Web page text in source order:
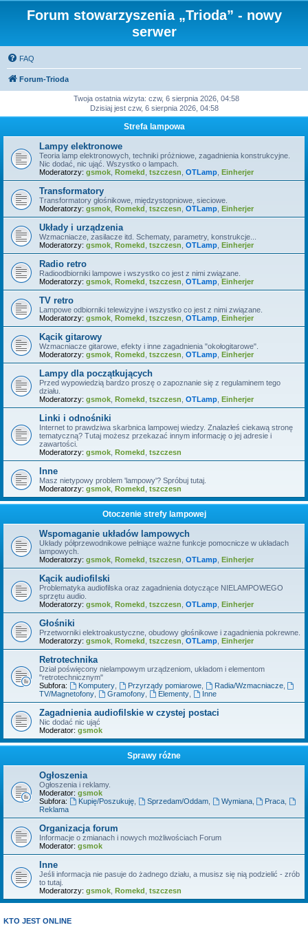
Forum stowarzyszenia „Trioda” - nowy
serwer
FAQ
Forum-Trioda
Twoja ostatnia wizyta: czw, 6 sierpnia 2026, 04:58
Dzisiaj jest czw, 6 sierpnia 2026, 04:58
Strefa lampowa
Lampy elektronowe
Teoria lamp elektronowych, techniki próżniowe, zagadnienia konstrukcyjne.
Nic dodać, nic ująć. Wszystko o lampach.
Moderatorzy: gsmok Romekd tszczesn OTLamp Einherjer
Transformatory
Transformatory głośnikowe, międzystopniowe, sieciowe.
Moderatorzy: gsmok Romekd tszczesn OTLamp Einherjer
Układy i urządzenia
Wzmacniacze, zasilacze itd. Schematy, parametry, konstrukcje...
Moderatorzy: gsmok Romekd tszczesn OTLamp Einherjer
Radio retro
Radioodbiorniki lampowe i wszystko co jest z nimi związane.
Moderatorzy: gsmok Romekd tszczesn OTLamp Einherjer
TV retro
Lampowe odbiorniki telewizyjne i wszystko co jest z nimi związane.
Moderatorzy: gsmok Romekd tszczesn OTLamp Einherjer
Kącik gitarowy
Wzmacniacze gitarowe, efekty i inne zagadnienia "okołogitarowe".
Moderatorzy: gsmok Romekd tszczesn OTLamp Einherjer
Lampy dla początkujących
Przed wypowiedzią bardzo proszę o zapoznanie się z regulaminem tego
działu.
Moderatorzy: gsmok Romekd tszczesn OTLamp Einherjer
Linki i odnośniki
Internet to prawdziwa skarbnica lampowej wiedzy. Znalazłeś ciekawą stronę
tematyczną? Tutaj możesz przekazać innym informację o jej adresie i
zawartości.
Moderatorzy: gsmok Romekd tszczesn
Inne
Masz nietypowy problem 'lampowy'? Spróbuj tutaj.
Moderatorzy: gsmok Romekd tszczesn
Otoczenie strefy lampowej
Wspomaganie układów lampowych
Układy półprzewodnikowe pełniące ważne funkcje pomocnicze w układach
lampowych.
Moderatorzy: gsmok Romekd tszczesn OTLamp Einherjer
Kącik audiofilski
Problematyka audiofilska oraz zagadnienia dotyczące NIELAMPOWEGO
sprzętu audio.
Moderatorzy: gsmok Romekd tszczesn OTLamp Einherjer
Głośniki
Przetworniki elektroakustyczne, obudowy głośnikowe i zagadnienia pokrewne.
Moderatorzy: gsmok Romekd tszczesn OTLamp Einherjer
Retrotechnika
Dział poświęcony nielampowym urządzeniom, układom i elementom
"retrotechnicznym"
Subfora:
Komputery, Przyrządy pomiarowe, Radia/Wzmacniacze,
TV/Magnetofony
Gramofony, Elementy, Inne
Zagadnienia audiofilskie w czystej postaci
Nic dodać nic ująć
Moderator: gsmok
Sprawy różne
Ogłoszenia
Ogłoszenia i reklamy.
Moderator: gsmok
Subfora:
Kupię/Poszukuję, Sprzedam/Oddam, Wymiana, Praca
Reklama
Organizacja forum
Informacje o zmianach i nowych możliwościach Forum
Moderator: gsmok
Inne
Jeśli informacja nie pasuje do żadnego działu, a musisz się nią podzielić - zrób
to tutaj.
Moderatorzy: gsmok Romekd tszczesn
KTO JEST ONLINE